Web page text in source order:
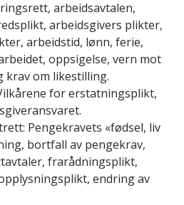
arbeidsavtalen,
arbeidsgivers plikter,
arbeidstid, lønn, ferie,
oppsigelse, vern mot
krav om likestilling.
for erstatningsplikt,
Pengekravets «fødsel, liv
bortfall av pengekrav,
frarådningsplikt,
endring av